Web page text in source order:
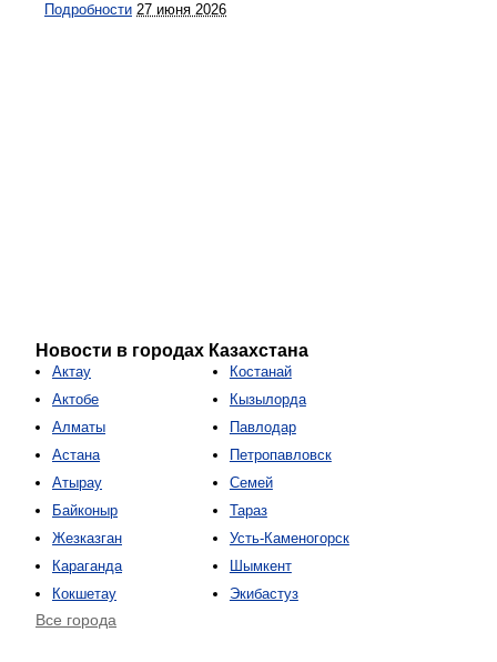
Подробности 27 июня 2026
Новости в городах Казахстана
Актау
Актобе
Алматы
Астана
Атырау
Байконыр
Жезказган
Караганда
Кокшетау
Костанай
Кызылорда
Павлодар
Петропавловск
Семей
Тараз
Усть-Каменогорск
Шымкент
Экибастуз
Все города